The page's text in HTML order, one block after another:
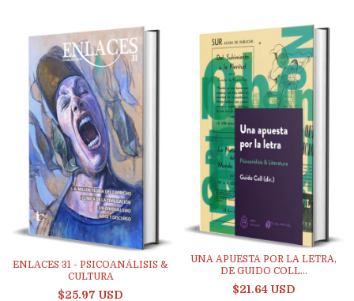
ENLACES 31 - PSICOANÁLISIS &
CULTURA
$25.97 USD
UNA APUESTA POR LA LETRA,
DE GUIDO COLL...
$21.64 USD